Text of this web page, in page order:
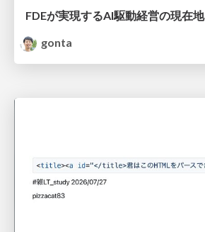
FDEが実現するAI駆動経営の現在地
gonta